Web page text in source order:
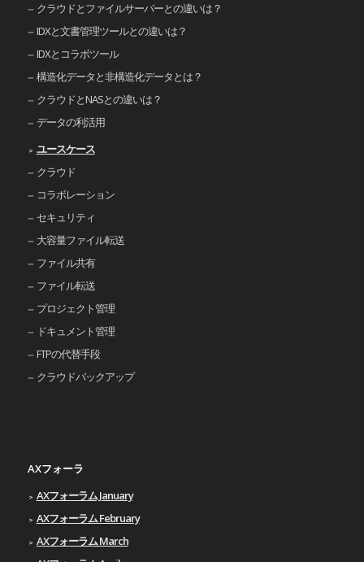
クラウドとファイルサーバーとの違いは？
IDXと文書管理ツールとの違いは？
IDXとコラボツール
構造化データと非構造化データとは？
クラウドとNASとの違いは？
データの利活用
ユースケース
クラウド
コラボレーション
セキュリティ
大容量ファイル転送
ファイル共有
ファイル転送
プロジェクト管理
ドキュメント管理
FTPの代替手段
クラウドバックアップ
AXフォーラ
AXフォーラム January
AXフォーラム February
AXフォーラム March